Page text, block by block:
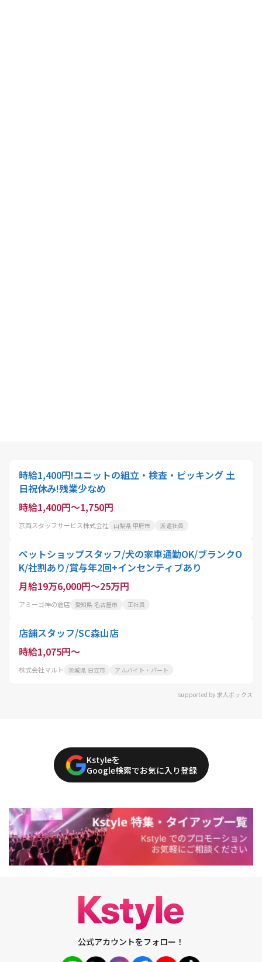
時給1,400円!ユニットの組立・検査・ピッキング 土
日祝休み!残業少なめ
時給1,400円～1,750円
京西スタッフサービス株式会社 山梨県 甲府市 派遣社員
ペットショップスタッフ/犬の家車通勤OK/ブランクO
K/社割あり/賞与年2回+インセンティブあり
月給19万6,000円～25万円
アミーゴ神の倉店 愛知県 名古屋市 正社員
店舗スタッフ/SC森山店
時給1,075円～
株式会社マルト 茨城県 日立市 アルバイト・パート
supported by 求人ボックス
Kstyleを
Google検索でお気に入り登録
公式アカウントをフォロー！